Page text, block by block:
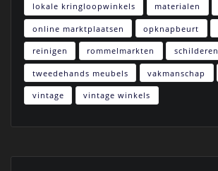
lokale kringloopwinkels materialen
online marktplaatsen opknapbeurt
reinigen rommelmarkten schilderen
tweedehands meubels vakmanschap
vintage vintage winkels